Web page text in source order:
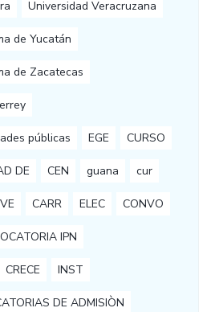
Universidad Veracruzana
de Yucatán
de Zacatecas
públicas EGE CURSO
DE CEN guana cur
CARR ELEC CONVO
IPN
CRECE INST
DE ADMISIÒN